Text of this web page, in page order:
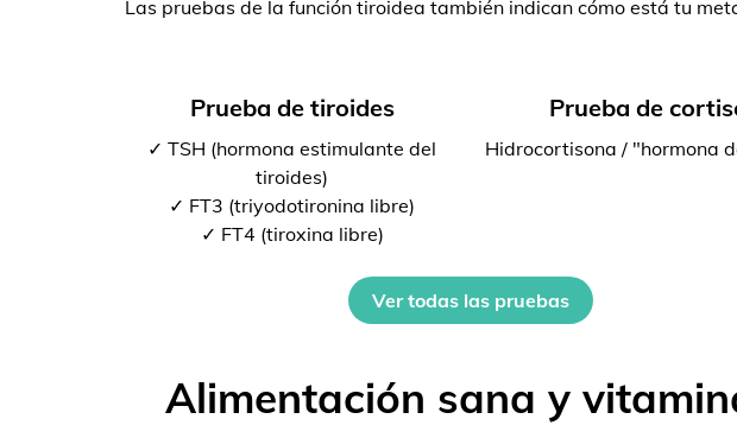
Las pruebas de la función tiroidea también indican cómo está tu
Prueba de tiroides
✓ TSH (hormona estimulante del
tiroides)
✓ FT3 (triyodotironina libre)
✓ FT4 (tiroxina libre)
Prueba de
Hidrocortisona / "hormona
Ver todas las pruebas
Alimentación sana y